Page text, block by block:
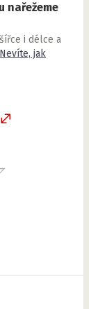
nařežeme
i délce a
Nevíte, jak